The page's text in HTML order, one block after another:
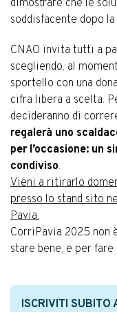
dimostrare che le
soddisfacente dopo
CNAO invita tutti a
scegliendo, al
sportello con una
cifra libera a scelta.
decideranno di
regalerà uno
per l’occasione: un
condiviso.
Vieni a ritirarlo
presso lo stand sito
Pavia.
CorriPavia 2025 non
stare bene, e per fare
ISCRIVITI SUBITO